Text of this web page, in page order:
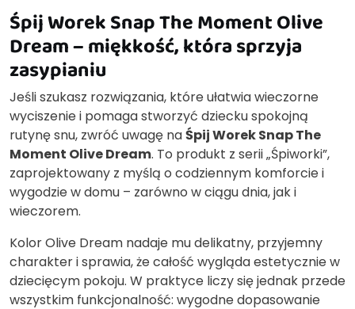
Śpij Worek Snap The Moment Olive
Dream – miękkość, która sprzyja
zasypianiu
Jeśli szukasz rozwiązania, które ułatwia wieczorne
wyciszenie i pomaga stworzyć dziecku spokojną
rutynę snu, zwróć uwagę naŚpij Worek Snap The
Moment Olive Dream. To produkt z serii „Śpiworki”,
zaprojektowany z myślą o codziennym komforcie i
wygodzie w domu – zarówno w ciągu dnia, jak i
wieczorem.
Kolor Olive Dream nadaje mu delikatny, przyjemny
charakter i sprawia, że całość wygląda estetycznie w
dziecięcym pokoju. W praktyce liczy się jednak przede
wszystkim funkcjonalność: wygodne dopasowanie